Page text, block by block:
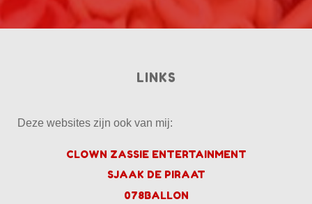
LINKS
Deze websites zijn ook van mij:
CLOWN ZASSIE ENTERTAINMENT
SJAAK DE PIRAAT
078BALLON